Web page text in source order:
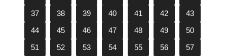
37
38 39 40 41 42
43
44
45 46 47 48 49
50
51
52 53 54 55 56
57